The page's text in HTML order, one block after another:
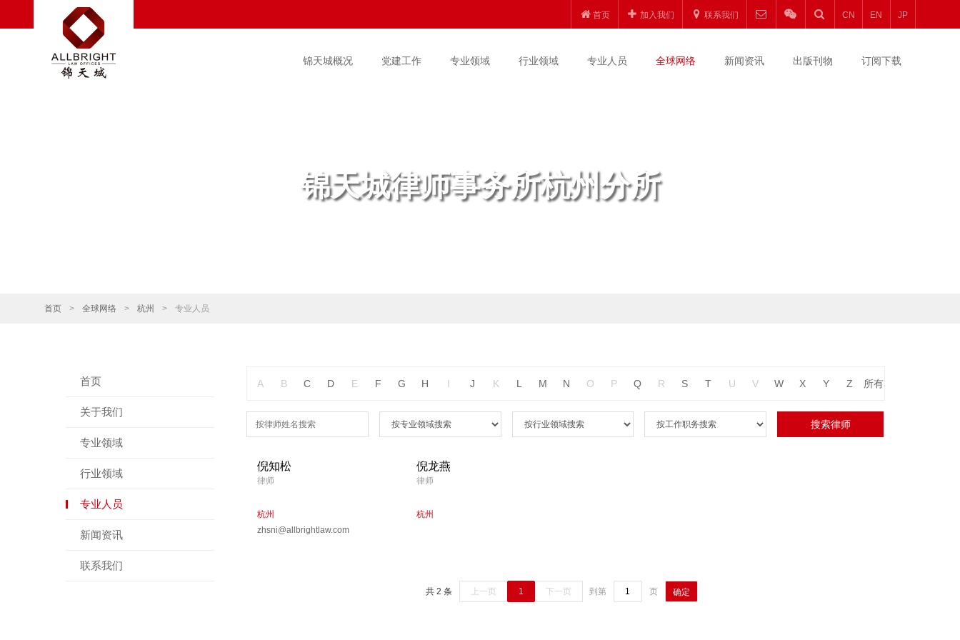
首页 加入我们 联系我们 CN EN JP
锦天城概况 党建工作 专业领域 行业领域 专业人员 全球网络 新闻资讯 出版刊物 订阅下载
锦天城律师事务所杭州分所
首页 > 全球网络 > 杭州 > 专业人员
首页
关于我们
专业领域
行业领域
专业人员
新闻资讯
联系我们
A B C D E F G H I J K L M N O P Q R S T U V W X Y Z 所有
倪知松
律师
杭州
zhsni@allbrightlaw.com
倪龙燕
律师
杭州
共 2 条 上一页 1 下一页 到第 页 确定